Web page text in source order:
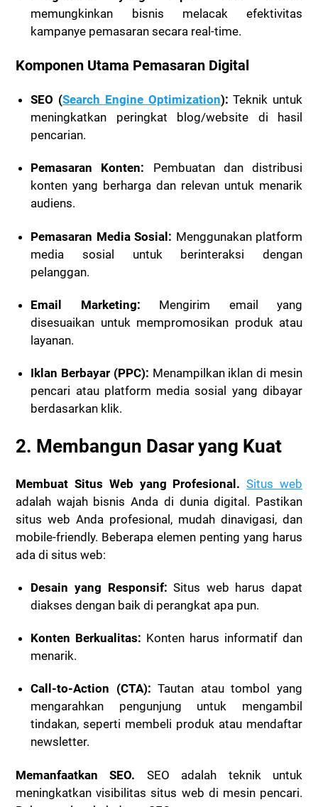
memungkinkan bisnis melacak efektivitas
kampanye pemasaran secara real-time.
Komponen Utama Pemasaran Digital
SEO (Search Engine Optimization): Teknik untuk
meningkatkan peringkat blog/website di hasil
pencarian.
Pemasaran Konten: Pembuatan dan distribusi
konten yang berharga dan relevan untuk menarik
audiens.
Pemasaran Media Sosial: Menggunakan platform
media sosial untuk berinteraksi dengan
pelanggan.
Email Marketing: Mengirim email yang
disesuaikan untuk mempromosikan produk atau
layanan.
Iklan Berbayar (PPC): Menampilkan iklan di mesin
pencari atau platform media sosial yang dibayar
berdasarkan klik.
2. Membangun Dasar yang Kuat
Membuat Situs Web yang Profesional. Situs web
adalah wajah bisnis Anda di dunia digital. Pastikan
situs web Anda profesional, mudah dinavigasi, dan
mobile-friendly. Beberapa elemen penting yang harus
ada di situs web:
Desain yang Responsif: Situs web harus dapat
diakses dengan baik di perangkat apa pun.
Konten Berkualitas: Konten harus informatif dan
menarik.
Call-to-Action (CTA): Tautan atau tombol yang
mengarahkan pengunjung untuk mengambil
tindakan, seperti membeli produk atau mendaftar
newsletter.
Memanfaatkan SEO. SEO adalah teknik untuk
meningkatkan visibilitas situs web di mesin pencari.